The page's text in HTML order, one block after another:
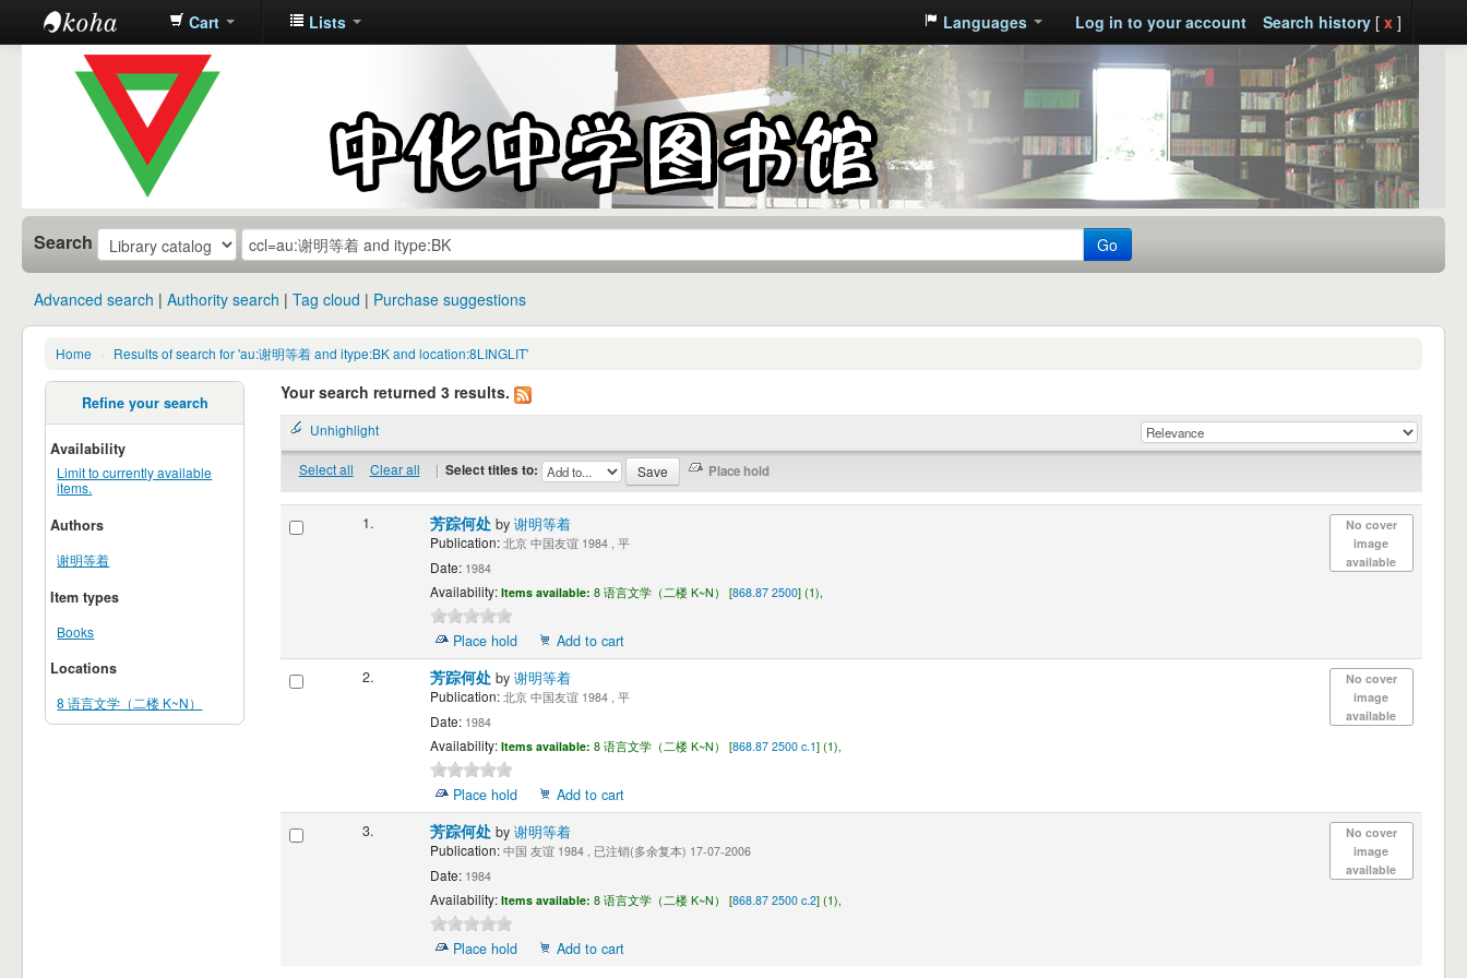
中化中学图
书馆馆藏目
Cart Lists Languages Log in to your account Search history[ x ]
Search Go
Advanced search Authority search Tag cloud Purchase suggestions
Home › Results of search for 'au:谢明等着 and itype:BK and location:8LINGLIT'
Refine your search
Availability
Limit to currently available
items.
Authors
谢明等着
Item types
Books
Locations
8 语言文学（二楼 K~N）
Your search returned 3 results.
Unhighlight
Select all Clear all | Select titles to:
1.
No cover
image
available
芳踪何处 by 谢明等着
Publication:北京 中国友谊 1984 , 平
Date:1984
Availability: Items available: 8 语言文学（二楼 K~N） [868.87 2500] (1),
Place hold
Add to cart
2.
No cover
image
available
芳踪何处 by 谢明等着
Publication:北京 中国友谊 1984 , 平
Date:1984
Availability: Items available: 8 语言文学（二楼 K~N） [868.87 2500 c.1] (1),
Place hold
Add to cart
3.
No cover
image
available
芳踪何处 by 谢明等着
Publication:中国 友谊 1984 , 已注销(多余复本) 17-07-2006
Date:1984
Availability: Items available: 8 语言文学（二楼 K~N） [868.87 2500 c.2] (1),
Place hold Add to cart